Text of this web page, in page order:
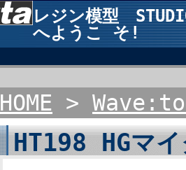
レジン模型
へようこ そ!
HOME >
HT198 HGマ